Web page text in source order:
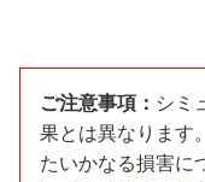
e
b t
ご注意事項： シミ
果とは異なります
たいかなる損害に